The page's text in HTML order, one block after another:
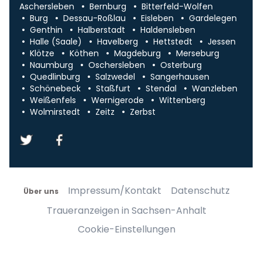
Aschersleben Bernburg
Bitterfeld-Wolfen
Burg
Dessau-Roßlau Eisleben
Gardelegen
Genthin
Halberstadt
Haldensleben
Halle (Saale)
Havelberg Hettstedt
Jessen
Klötze
Köthen Magdeburg
Merseburg
Naumburg
Oschersleben
Osterburg
Quedlinburg
Salzwedel
Sangerhausen
Schönebeck
Staßfurt Stendal
Wanzleben
Weißenfels
Wernigerode
Wittenberg
Wolmirstedt
Zeitz Zerbst
Über uns Impressum/Kontakt
Datenschutz
Traueranzeigen in Sachsen-Anhalt
Cookie-Einstellungen